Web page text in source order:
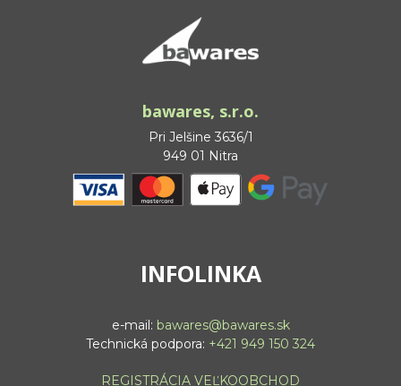
bawares, s.r.o.
Pri Jelšine 3636/1
949 01 Nitra
INFOLINKA
e-mail: bawares@bawares.sk
Technická podpora: +421 949 150 324
REGISTRÁCIA VEĽKOOBCHOD